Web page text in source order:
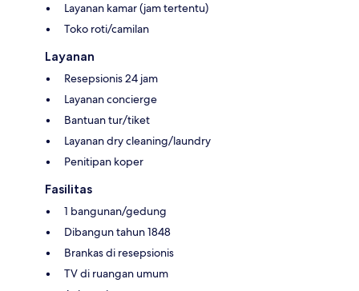
Layanan kamar (jam tertentu)
Toko roti/camilan
Layanan
Resepsionis 24 jam
Layanan concierge
Bantuan tur/tiket
Layanan dry cleaning/laundry
Penitipan koper
Fasilitas
1 bangunan/gedung
Dibangun tahun 1848
Brankas di resepsionis
TV di ruangan umum